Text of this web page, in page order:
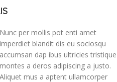
Nunc per mollis pot enti amet
imperdiet blandit dis eu sociosqu
accumsan dap ibus ultricies tristique
montes a deros adipiscing a justo.
Aliquet mus a aptent ullamcorper